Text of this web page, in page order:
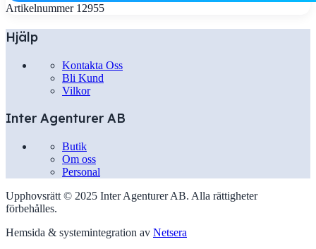
Artikelnummer 12955
Hjälp
Kontakta Oss
Bli Kund
Vilkor
Inter Agenturer AB
Butik
Om oss
Personal
Upphovsrätt © 2025 Inter Agenturer AB. Alla rättigheter
förbehålles.
Hemsida & systemintegration av Netsera